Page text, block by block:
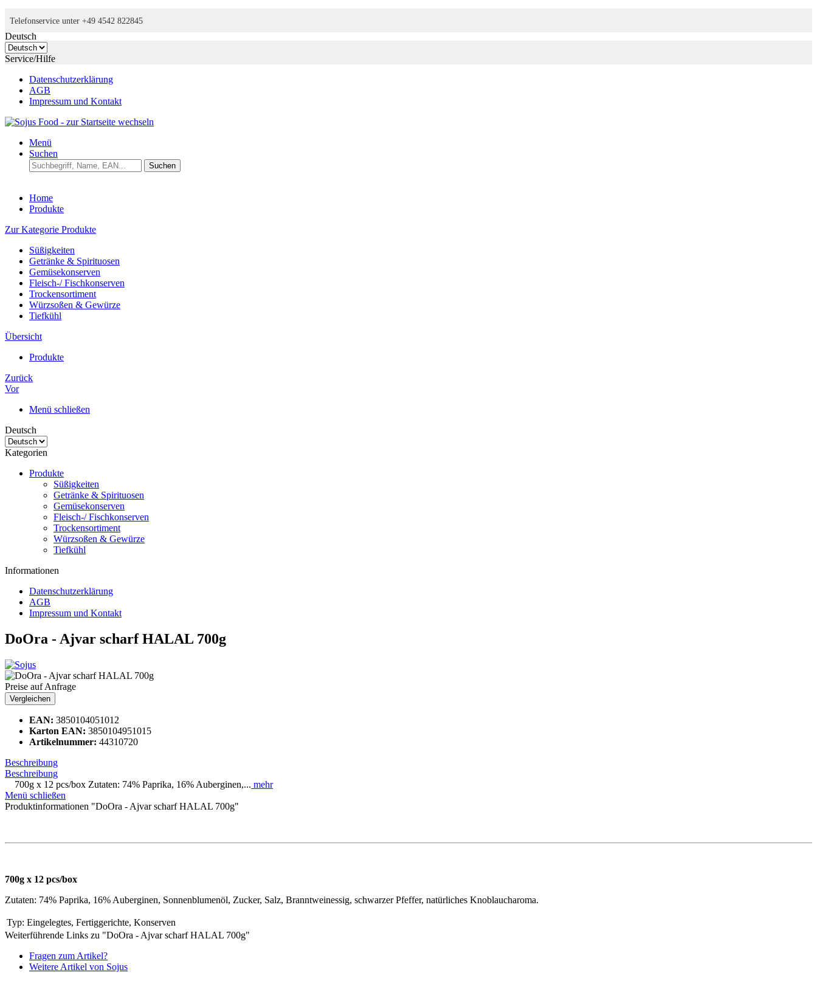
Telefonservice unter +49 4542 822845
Deutsch
Service/Hilfe
Datenschutzerklärung
AGB
Impressum und Kontakt
Menü
Suchen
Suchen
Home
Produkte
Zur Kategorie Produkte
Süßigkeiten
Getränke & Spirituosen
Gemüsekonserven
Fleisch-/ Fischkonserven
Trockensortiment
Würzsoßen & Gewürze
Tiefkühl
Übersicht
Produkte
Zurück
Vor
Menü schließen
Deutsch
Kategorien
Produkte
Süßigkeiten
Getränke & Spirituosen
Gemüsekonserven
Fleisch-/ Fischkonserven
Trockensortiment
Würzsoßen & Gewürze
Tiefkühl
Informationen
Datenschutzerklärung
AGB
Impressum und Kontakt
DoOra - Ajvar scharf HALAL 700g
Preise auf Anfrage
Vergleichen
EAN: 3850104051012
Karton EAN: 3850104951015
Artikelnummer: 44310720
Beschreibung
Beschreibung
700g x 12 pcs/box Zutaten: 74% Paprika, 16% Auberginen,... mehr
Menü schließen
Produktinformationen "DoOra - Ajvar scharf HALAL 700g"
700g x 12 pcs/box
Zutaten: 74% Paprika, 16% Auberginen, Sonnenblumenöl, Zucker, Salz, Branntweinessig, schwarzer Pfeffer, natürliches Knoblaucharoma.
Typ: Eingelegtes, Fertiggerichte, Konserven
Weiterführende Links zu "DoOra - Ajvar scharf HALAL 700g"
Fragen zum Artikel?
Weitere Artikel von Sojus